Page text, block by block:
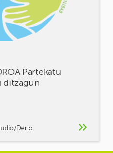
Partekatu
ditzagun
Derio